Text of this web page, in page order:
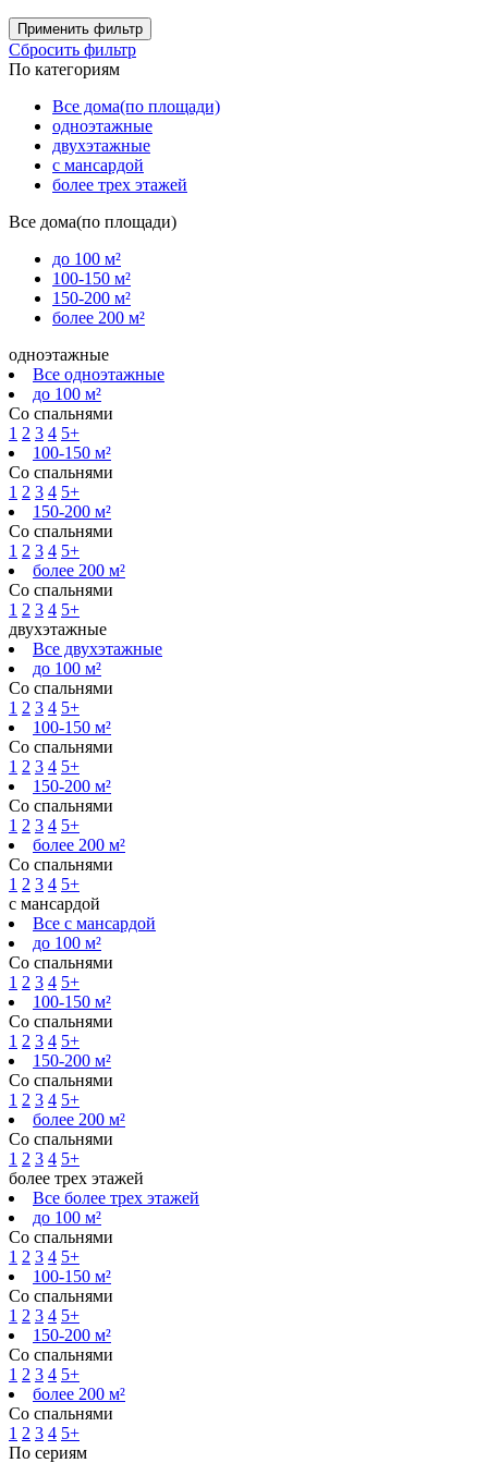
Применить фильтр
Сбросить фильтр
По категориям
Все дома(по площади)
одноэтажные
двухэтажные
с мансардой
более трех этажей
Все дома(по площади)
до 100 м²
100-150 м²
150-200 м²
более 200 м²
одноэтажные
Все одноэтажные
до 100 м²
Со спальнями
1 2 3 4 5+
100-150 м²
Со спальнями
1 2 3 4 5+
150-200 м²
Со спальнями
1 2 3 4 5+
более 200 м²
Со спальнями
1 2 3 4 5+
двухэтажные
Все двухэтажные
до 100 м²
Со спальнями
1 2 3 4 5+
100-150 м²
Со спальнями
1 2 3 4 5+
150-200 м²
Со спальнями
1 2 3 4 5+
более 200 м²
Со спальнями
1 2 3 4 5+
с мансардой
Все с мансардой
до 100 м²
Со спальнями
1 2 3 4 5+
100-150 м²
Со спальнями
1 2 3 4 5+
150-200 м²
Со спальнями
1 2 3 4 5+
более 200 м²
Со спальнями
1 2 3 4 5+
более трех этажей
Все более трех этажей
до 100 м²
Со спальнями
1 2 3 4 5+
100-150 м²
Со спальнями
1 2 3 4 5+
150-200 м²
Со спальнями
1 2 3 4 5+
более 200 м²
Со спальнями
1 2 3 4 5+
По сериям